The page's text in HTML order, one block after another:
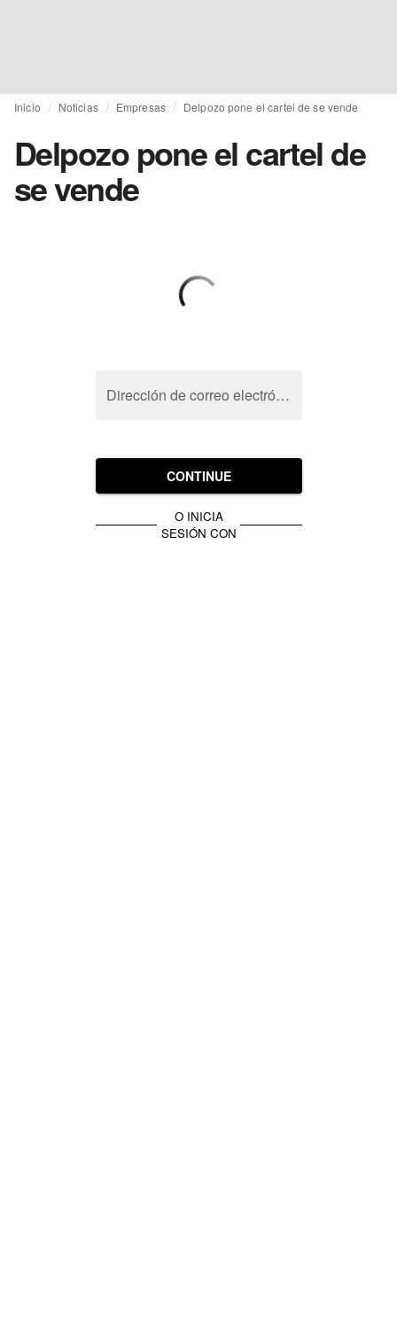
Inicio Noticias Empresas Delpozo pone el cartel de se vende
Delpozo pone el cartel de
se vende
Dirección de correo electrónico
CONTINUE
O INICIA
SESIÓN CON